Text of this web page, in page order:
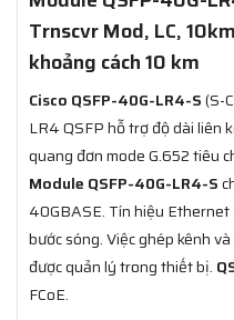
Trnscvr Mod, LC,
khoảng cách 10 km
Cisco QSFP-40G-LR4-S(S-
LR4 QSFP hỗ trợ độ dài liên
quang đơn mode G.652 tiêu
Module QSFP-40G-LR4-S
40GBASE. Tín hiệu
bước sóng. Việc ghép kênh
được quản lý trong thiết bị.
FCoE.